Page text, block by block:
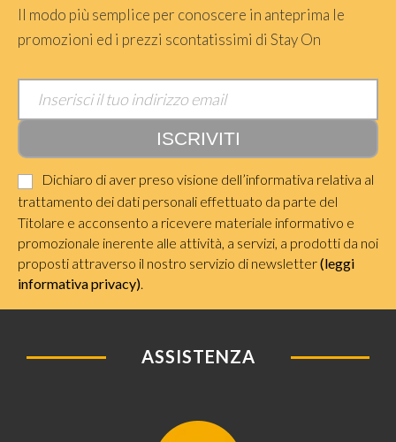
Il modo più semplice per conoscere in anteprima le
promozioni ed i prezzi scontatissimi di Stay On
Dichiaro di aver preso visione dell’informativa relativa al
trattamento dei dati personali effettuato da parte del
Titolare e acconsento a ricevere materiale informativo e
promozionale inerente alle attività, a servizi, a prodotti da noi
proposti attraverso il nostro servizio di newsletter(leggi
informativa privacy).
ASSISTENZA